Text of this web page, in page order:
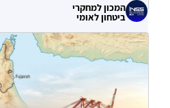
המכון למחקרי
ביטחון לאומי
לא רק הנזק המיידי: מה
הסייבר נגד תשתיות